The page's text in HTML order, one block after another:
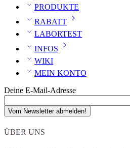
PRODUKTE
RABATT
LABORTEST
INFOS
WIKI
MEIN KONTO
Deine E-Mail-Adresse
ÜBER UNS